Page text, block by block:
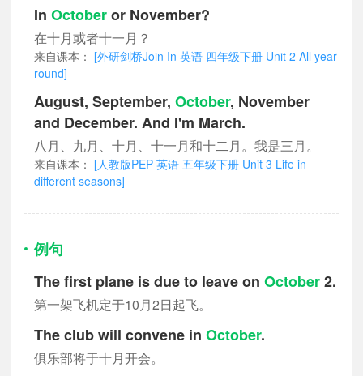
In Octoberor November?
在十月或者十一月？
来自课本： [外研剑桥Join In 英语 四年级下册 Unit 2 All year
round]
August, September, October, November
and December. And I'm March.
八月、九月、十月、十一月和十二月。我是三月。
来自课本： [人教版PEP 英语 五年级下册 Unit 3 Life in
different seasons]
例句
The first plane is due to leave on October2.
第一架飞机定于10月2日起飞。
The club will convene in October.
俱乐部将于十月开会。